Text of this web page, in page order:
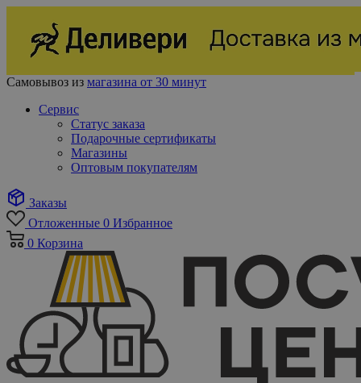
Самовывоз из магазина от 30 минут
Сервис
Статус заказа
Подарочные сертификаты
Магазины
Оптовым покупателям
Заказы
Отложенные 0 Избранное
0 Корзина